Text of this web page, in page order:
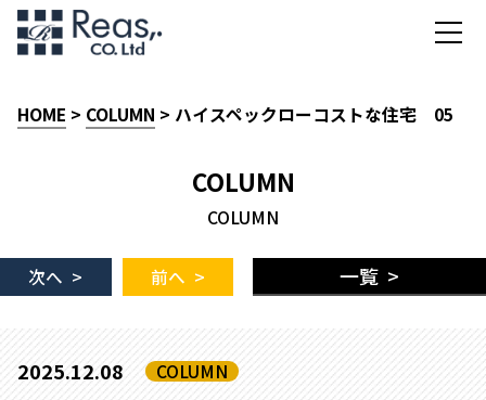
HOME > COLUMN > ハイスペックローコストな住宅 05
COLUMN
COLUMN
次へ > 前へ > 一覧 >
2025.12.08 COLUMN